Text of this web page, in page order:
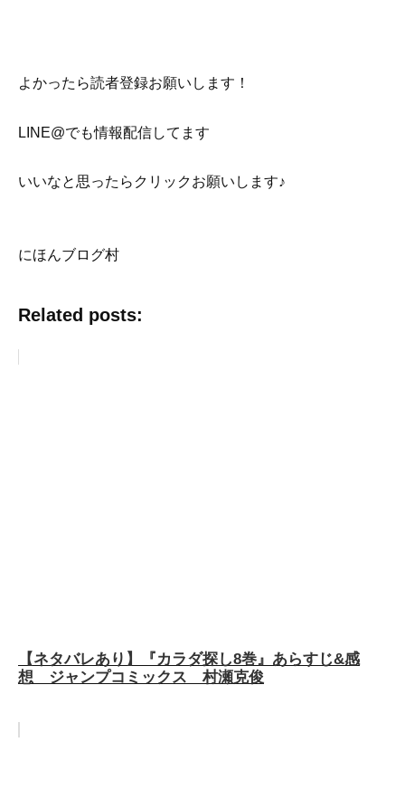
よかったら読者登録お願いします！
LINE@でも情報配信してます
いいなと思ったらクリックお願いします♪
にほんブログ村
Related posts:
【ネタバレあり】『カラダ探し8巻』あらすじ&感
想 ジャンプコミックス 村瀬克俊